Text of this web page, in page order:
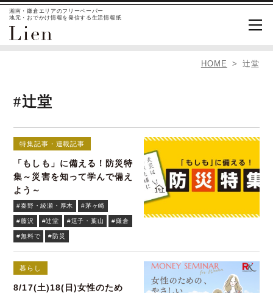
湘南・鎌倉エリアのフリーペーパー
地元・おでかけ情報を発信する生活情報紙
HOME 辻堂
#辻堂
特集記事・連載記事
「もしも」に備える！防災特
集～災害を知って学んで備え
よう～
#秦野・綾瀬・厚木 #茅ヶ崎
#藤沢 #辻堂 #逗子・葉山 #鎌倉
#無料で #防災
暮らし
8/17(土)18(日)女性のため